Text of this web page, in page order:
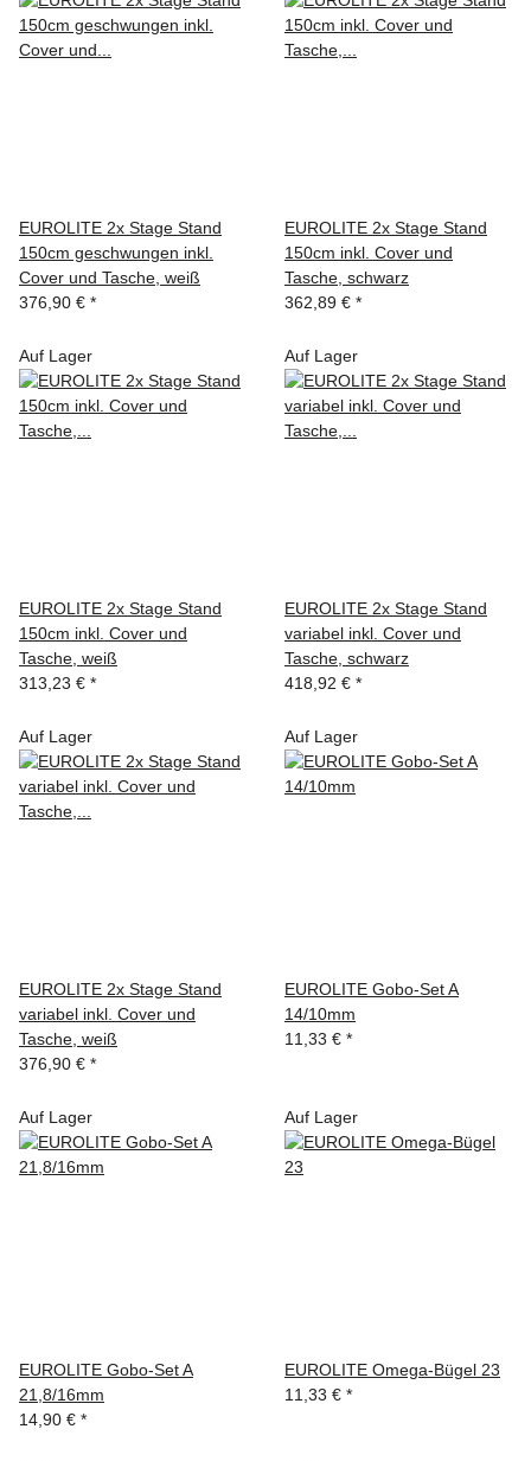
EUROLITE 2x Stage Stand
150cm geschwungen inkl.
Cover und Tasche, weiß
376,90 € *
EUROLITE 2x Stage Stand
150cm inkl. Cover und
Tasche, schwarz
362,89 € *
Auf Lager
EUROLITE 2x Stage Stand
150cm inkl. Cover und
Tasche, weiß
313,23 € *
Auf Lager
EUROLITE 2x Stage Stand
variabel inkl. Cover und
Tasche, schwarz
418,92 € *
Auf Lager
EUROLITE 2x Stage Stand
variabel inkl. Cover und
Tasche, weiß
376,90 € *
Auf Lager
EUROLITE Gobo-Set A
14/10mm
11,33 € *
Auf Lager
EUROLITE Gobo-Set A
21,8/16mm
14,90 € *
Auf Lager
EUROLITE Omega-Bügel 23
11,33 € *